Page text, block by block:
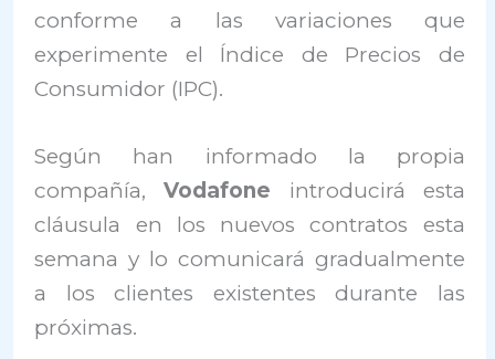
conforme a las variaciones que
experimente el Índice de Precios de
Consumidor (IPC).
Según han informado la propia
compañía,Vodafone introducirá esta
cláusula en los nuevos contratos esta
semana y lo comunicará gradualmente
a los clientes existentes durante las
próximas.